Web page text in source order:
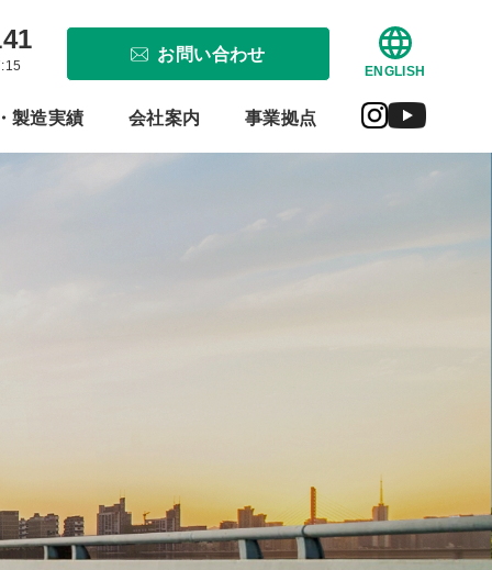
製造実績 会社案内 事業拠点
お問い合わせ
ENGLISH